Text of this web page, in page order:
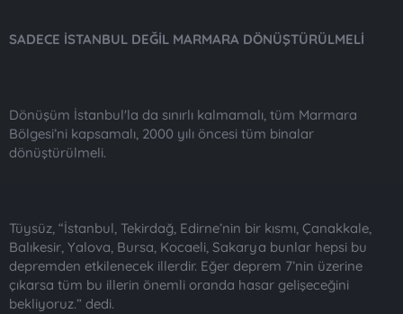
SADECE İSTANBUL DEĞİL MARMARA DÖNÜŞTÜRÜLMELİ
Dönüşüm İstanbul'la da sınırlı kalmamalı, tüm Marmara
Bölgesi’ni kapsamalı, 2000 yılı öncesi tüm binalar
dönüştürülmeli.
Tüysüz, “İstanbul, Tekirdağ, Edirne’nin bir kısmı, Çanakkale,
Balıkesir, Yalova, Bursa, Kocaeli, Sakarya bunlar hepsi bu
depremden etkilenecek illerdir. Eğer deprem 7’nin üzerine
çıkarsa tüm bu illerin önemli oranda hasar gelişeceğini
bekliyoruz.” dedi.